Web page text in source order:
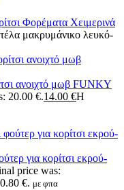
Φορέματα Χειμερινά
μακρυμάνικο λευκό-
ανοιχτό μωβ FUNKY
20.00 €.14.00 €Η
για κορίτσι εκρού-
price was:
€. με φπα